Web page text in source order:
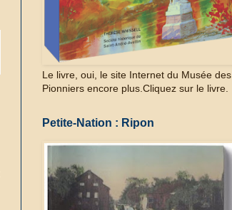
Le livre, oui, le site Internet du Musée des
Pionniers encore plus.Cliquez sur le livre.
Petite-Nation : Ripon